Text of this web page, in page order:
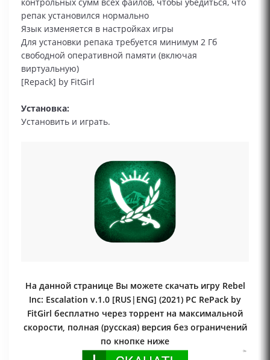
репак установился нормально
Язык изменяется в настройках игры
Для установки репака требуется минимум 2 Гб
свободной оперативной памяти (включая
виртуальную)
[Repack] by FitGirl
Установка:
Установить и играть.
На данной странице Вы можете скачать игру Rebel
Inc: Escalation v.1.0 [RUS|ENG] (2021) PC RePack by
FitGirl бесплатно через торрент на максимальной
скорости, полная (русская) версия без ограничений
по кнопке ниже